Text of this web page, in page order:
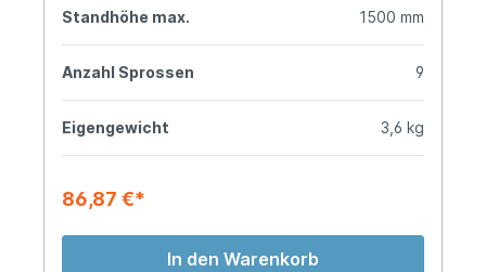
Standhöhe max. 1500 mm
Anzahl Sprossen 9
Eigengewicht 3,6 kg
86,87 €*
In den Warenkorb